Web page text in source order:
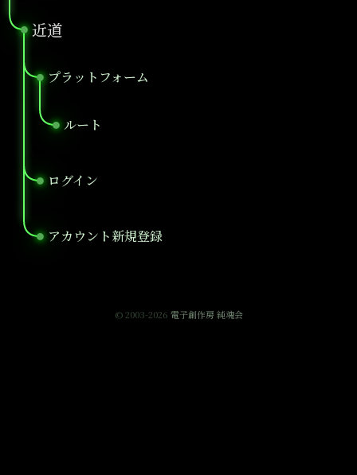
近道
●
プラットフォーム
●
ルート
●
ログイン
●
アカウント新規登録
●
© 2003-2026 電子創作房 純魂会